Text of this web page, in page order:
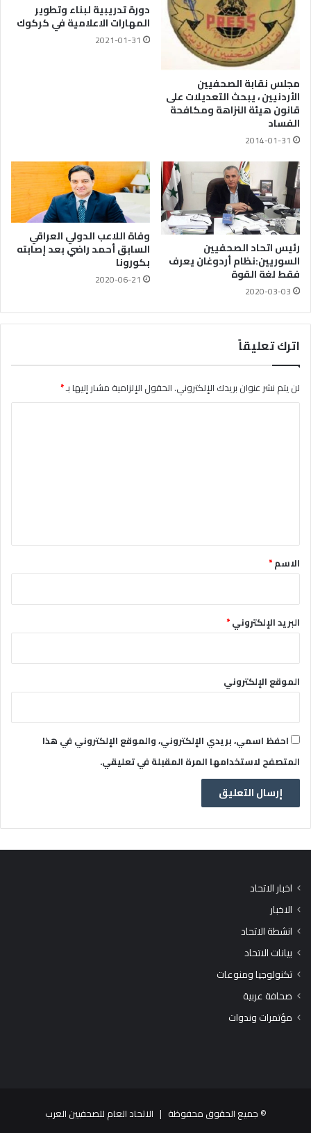
مجلس نقابة الصحفيين
الأردنيين ، يبحث التعديلات على
قانون هيئة النزاهة ومكافحة
الفساد
2014-01-31
دورة تدريبية لبناء وتطوير
المهارات الاعلامية في كركوك
2021-01-31
رئيس اتحاد الصحفيين
السوريين:نظام أردوغان يعرف
فقط لغة القوة
2020-03-03
وفاة اللاعب الدولي العراقي
السابق أحمد راضي بعد إصابته
بكورونا
2020-06-21
اترك تعليقاً
لن يتم نشر عنوان بريدك الإلكتروني.الحقول الإلزامية مشار إليها بـ*
*الاسم*
البريد الإلكتروني*
الموقع الإلكتروني
احفظ اسمي، بريدي الإلكتروني، والموقع الإلكتروني في هذا
المتصفح لاستخدامها المرة المقبلة في تعليقي.
اخبار الاتحاد
الاخبار
انشطة الاتحاد
بيانات الاتحاد
تكنولوجيا ومنوعات
صحافة عربية
مؤتمرات وندوات
© جميع الحقوق محفوظة | الاتحاد العام للصحفيين العرب